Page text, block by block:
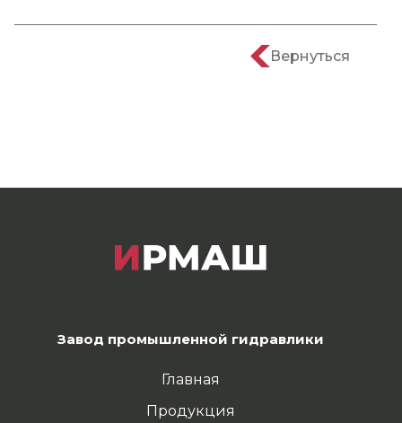
Вернуться
Завод промышленной гидравлики
Главная
Продукция